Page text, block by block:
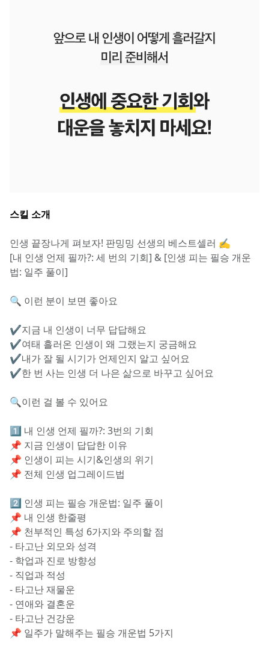
스킬 소개
인생 끝장나게 펴보자! 판밍밍 선생의 베스트셀러 ✍️
[내 인생 언제 필까?: 세 번의 기회] & [인생 피는 필승 개운
법: 일주 풀이]
🔍 이런 분이 보면 좋아요
✔️지금 내 인생이 너무 답답해요
✔️여태 흘러온 인생이 왜 그랬는지 궁금해요
✔️내가 잘 될 시기가 언제인지 알고 싶어요
✔️한 번 사는 인생 더 나은 삶으로 바꾸고 싶어요
🔍이런 걸 볼 수 있어요
1️⃣ 내 인생 언제 필까?: 3번의 기회
📌 지금 인생이 답답한 이유
📌 인생이 피는 시기&인생의 위기
📌 전체 인생 업그레이드법
2️⃣ 인생 피는 필승 개운법: 일주 풀이
📌 내 인생 한줄평
📌 천부적인 특성 6가지와 주의할 점
- 타고난 외모와 성격
- 학업과 진로 방향성
- 직업과 적성
- 타고난 재물운
- 연애와 결혼운
- 타고난 건강운
📌 일주가 말해주는 필승 개운법 5가지